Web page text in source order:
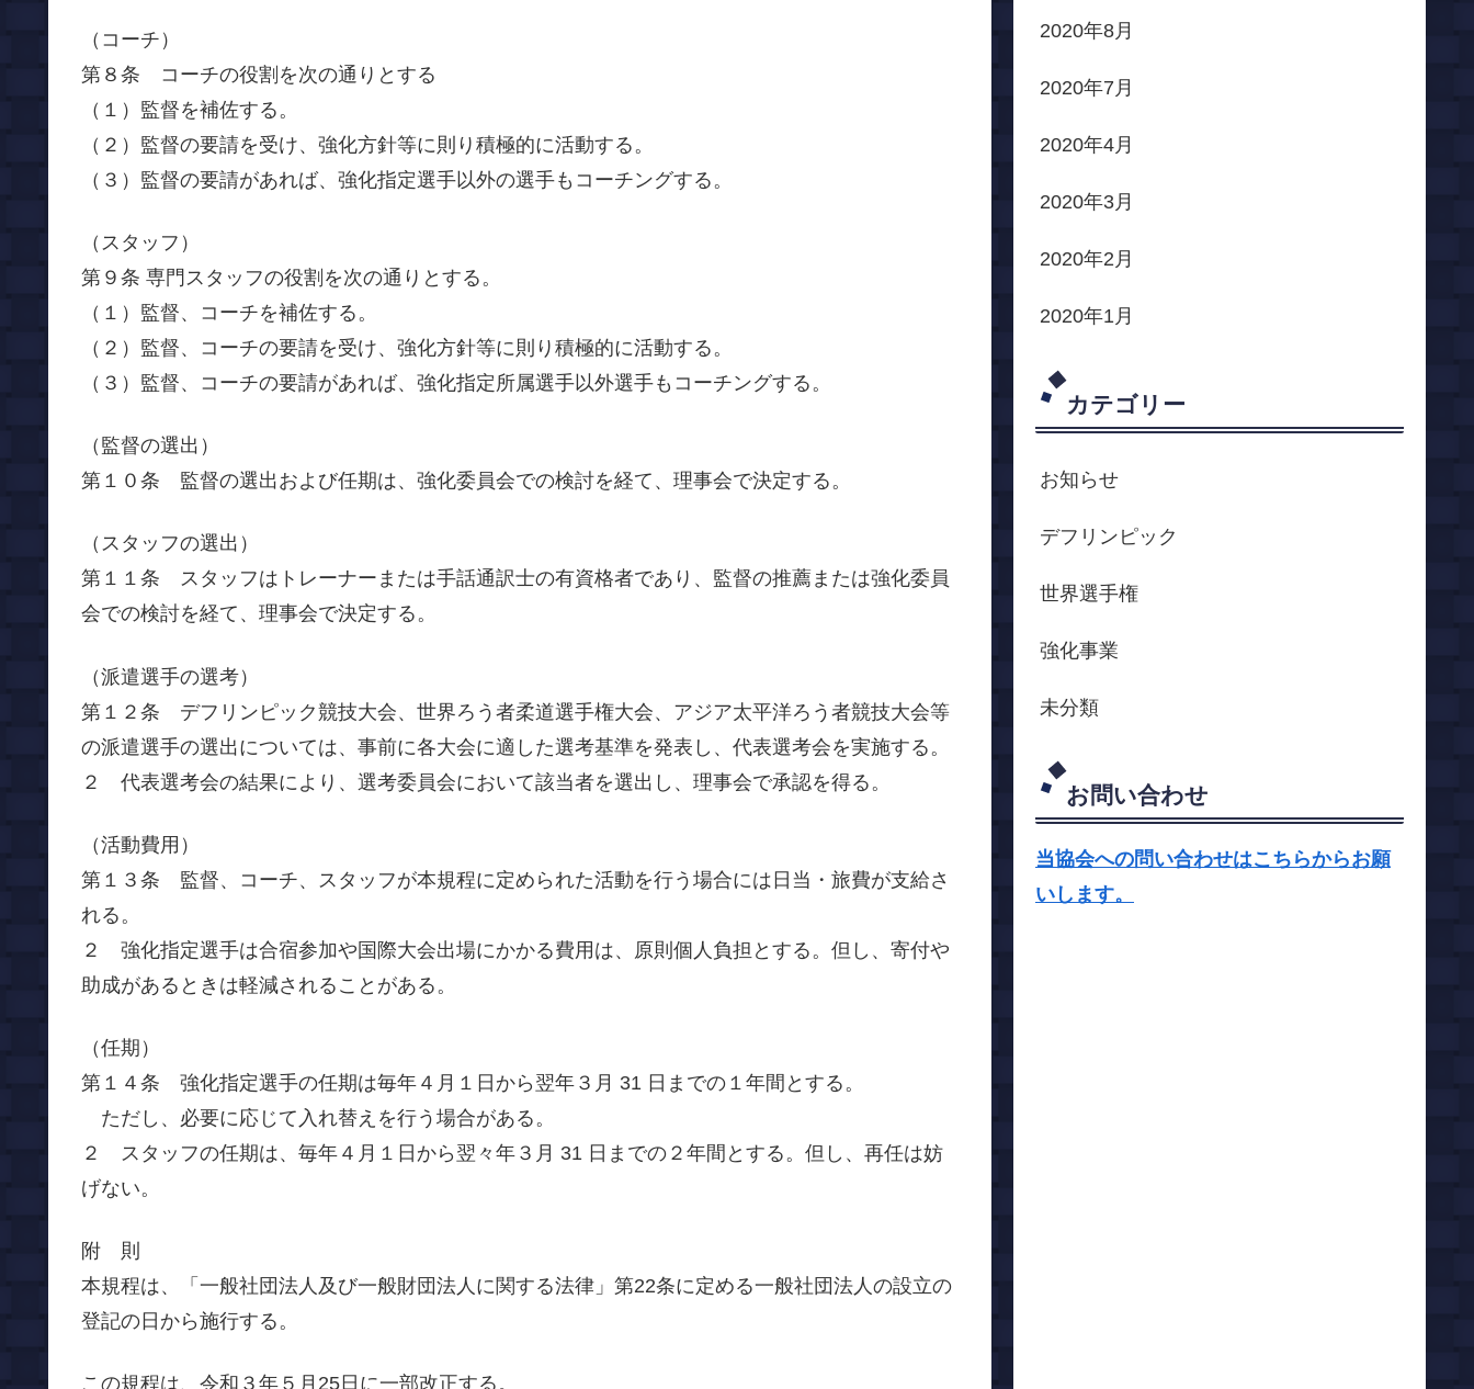
（コーチ）
第８条 コーチの役割を次の通りとする
（１）監督を補佐する。
（２）監督の要請を受け、強化方針等に則り積極的に活動する。
（３）監督の要請があれば、強化指定選手以外の選手もコーチングする。
（スタッフ）
第９条 専門スタッフの役割を次の通りとする。
（１）監督、コーチを補佐する。
（２）監督、コーチの要請を受け、強化方針等に則り積極的に活動する。
（３）監督、コーチの要請があれば、強化指定所属選手以外選手もコーチングする。
（監督の選出）
第１０条 監督の選出および任期は、強化委員会での検討を経て、理事会で決定する。
（スタッフの選出）
第１１条 スタッフはトレーナーまたは手話通訳士の有資格者であり、監督の推薦または強化委員
会での検討を経て、理事会で決定する。
（派遣選手の選考）
第１２条 デフリンピック競技大会、世界ろう者柔道選手権大会、アジア太平洋ろう者競技大会等
の派遣選手の選出については、事前に各大会に適した選考基準を発表し、代表選考会を実施する。
２ 代表選考会の結果により、選考委員会において該当者を選出し、理事会で承認を得る。
（活動費用）
第１３条 監督、コーチ、スタッフが本規程に定められた活動を行う場合には日当・旅費が支給さ
れる。
２ 強化指定選手は合宿参加や国際大会出場にかかる費用は、原則個人負担とする。但し、寄付や
助成があるときは軽減されることがある。
（任期）
第１４条 強化指定選手の任期は毎年４月１日から翌年３月 31 日までの１年間とする。
ただし、必要に応じて入れ替えを行う場合がある。
２ スタッフの任期は、毎年４月１日から翌々年３月 31 日までの２年間とする。但し、再任は妨
げない。
附 則
本規程は、「一般社団法人及び一般財団法人に関する法律」第22条に定める一般社団法人の設立の
登記の日から施行する。
この規程は、令和３年５月25日に一部改正する。
2020年8月
2020年7月
2020年4月
2020年3月
2020年2月
2020年1月
カテゴリー
お知らせ
デフリンピック
世界選手権
強化事業
未分類
お問い合わせ
当協会への問い合わせはこちらからお願
いします。